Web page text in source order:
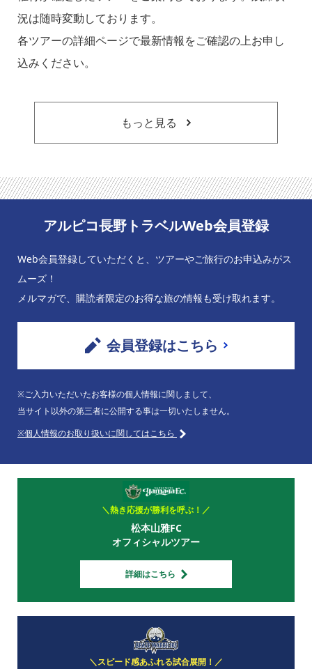
況は随時変動しております。
各ツアーの詳細ページで最新情報をご確認の上お申し
込みください。
もっと見る
アルピコ長野トラベルWeb会員登録
Web会員登録していただくと、ツアーやご旅行のお申込みがス
ムーズ！
メルマガで、購読者限定のお得な旅の情報も受け取れます。
会員登録はこちら
※ご入力いただいたお客様の個人情報に関しまして、
当サイト以外の第三者に公開する事は一切いたしません。
※個人情報のお取り扱いに関してはこちら
＼熱き応援が勝利を呼ぶ！／
松本山雅FC
オフィシャルツアー
詳細はこちら
＼スピード感あふれる試合展開！／